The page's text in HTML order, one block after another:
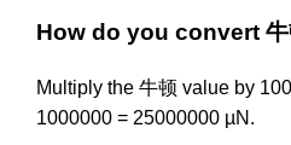
How do you convert 牛
Multiply the 牛顿 value by
1000000 = 25000000 µN.